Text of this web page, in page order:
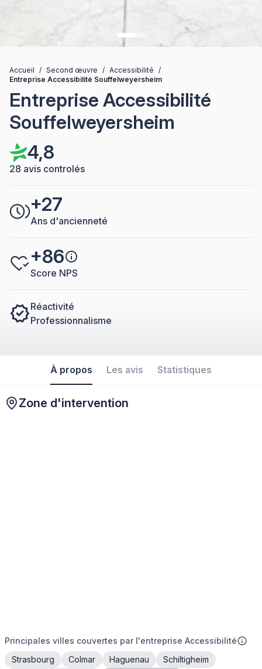
Accueil / Second œuvre / Accessibilité /
Entreprise Accessibilité Souffelweyersheim
Entreprise Accessibilité
Souffelweyersheim
4,8
28 avis controlés
+27
Ans d'ancienneté
+86
Score NPS
Réactivité
Professionnalisme
À propos Les avis Statistiques
Zone d'intervention
Principales villes couvertes par l'entreprise Accessibilité
Strasbourg
Colmar Haguenau Schiltigheim